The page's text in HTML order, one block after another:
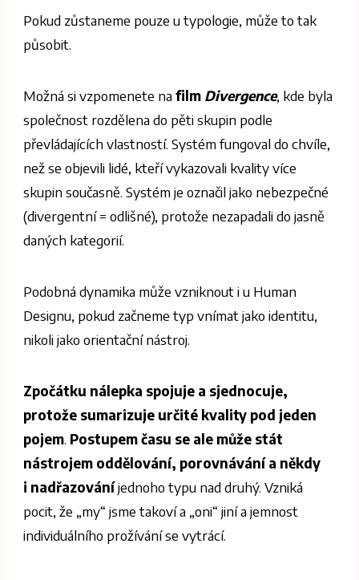
Pokud zůstaneme pouze u typologie, může to tak
působit.
Možná si vzpomenete nafilm Divergence, kde byla
společnost rozdělena do pěti skupin podle
převládajících vlastností. Systém fungoval do chvíle,
než se objevili lidé, kteří vykazovali kvality více
skupin současně. Systém je označil jako nebezpečné
(divergentní = odlišné), protože nezapadali do jasně
daných kategorií.
Podobná dynamika může vzniknout i u Human
Designu, pokud začneme typ vnímat jako identitu,
nikoli jako orientační nástroj.
Zpočátku nálepka spojuje a sjednocuje,
protože sumarizuje určité kvality pod jeden
pojem. Postupem času se ale může stát
nástrojem oddělování, porovnávání a někdy
i nadřazováníjednoho typu nad druhý. Vzniká
pocit, že „my“ jsme takoví a „oni“ jiní a jemnost
individuálního prožívání se vytrácí.